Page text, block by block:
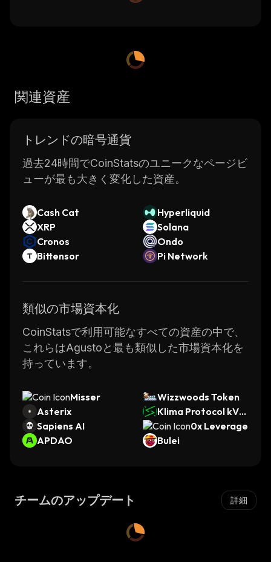
関連資産
トレンドの暗号通貨
過去24時間でCoinStatsのユニークなページビ
ューが最も大きく変化した資産。
Cash Cat
Hyperliquid
XRP
Solana
Cronos
Ondo
Bittensor
Pi Network
類似の市場資本化
CoinStatsで利用可能なすべての資産の中で、
これらはAgustoと最も類似した市場資本化を
持っています。
Misser
Wizzwoods Token
Asterix
Klima Protocol kVC
M
Sapiens AI
0x Leverage
APDAO
Bulei
チームのアップデート 詳細